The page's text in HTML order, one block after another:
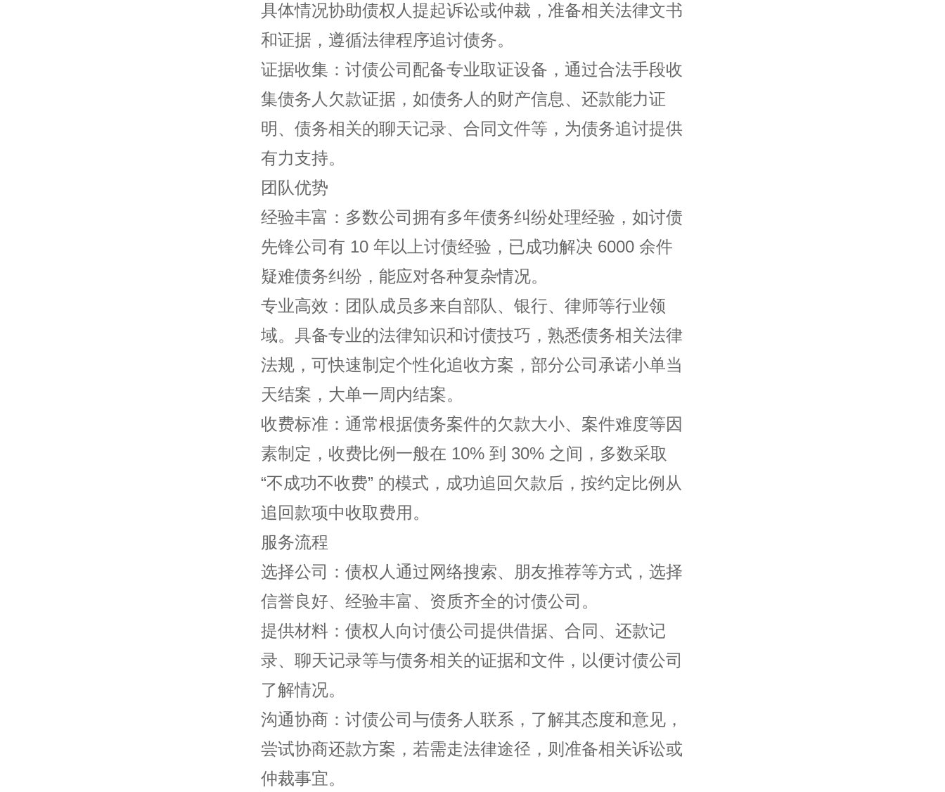
具体情况协助债权人提起诉讼或仲裁，准备相关法律文书
和证据，遵循法律程序追讨债务。
证据收集：讨债公司配备专业取证设备，通过合法手段收
集债务人欠款证据，如债务人的财产信息、还款能力证
明、债务相关的聊天记录、合同文件等，为债务追讨提供
有力支持。
团队优势
经验丰富：多数公司拥有多年债务纠纷处理经验，如讨债
先锋公司有 10 年以上讨债经验，已成功解决 6000 余件
疑难债务纠纷，能应对各种复杂情况。
专业高效：团队成员多来自部队、银行、律师等行业领
域。具备专业的法律知识和讨债技巧，熟悉债务相关法律
法规，可快速制定个性化追收方案，部分公司承诺小单当
天结案，大单一周内结案。
收费标准：通常根据债务案件的欠款大小、案件难度等因
素制定，收费比例一般在 10% 到 30% 之间，多数采取
“不成功不收费” 的模式，成功追回欠款后，按约定比例从
追回款项中收取费用。
服务流程
选择公司：债权人通过网络搜索、朋友推荐等方式，选择
信誉良好、经验丰富、资质齐全的讨债公司。
提供材料：债权人向讨债公司提供借据、合同、还款记
录、聊天记录等与债务相关的证据和文件，以便讨债公司
了解情况。
沟通协商：讨债公司与债务人联系，了解其态度和意见，
尝试协商还款方案，若需走法律途径，则准备相关诉讼或
仲裁事宜。